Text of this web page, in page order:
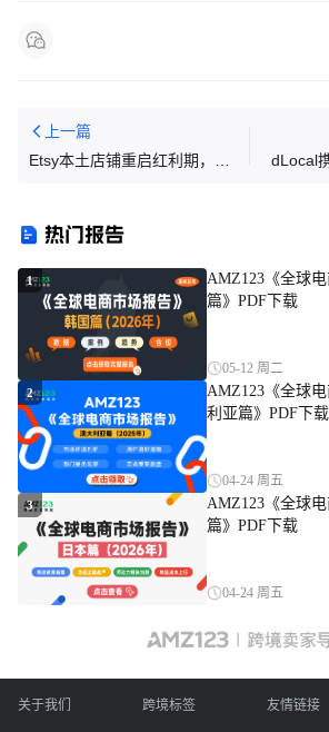
上一篇
Etsy本土店铺重启红利期，有
dLocal
热门报告
1
AMZ123《全球
篇》PDF下载
05-12 周二
2
AMZ123《全球
利亚篇》PDF下载
04-24 周五
3
AMZ123《全球
篇》PDF下载
04-24 周五
关于我们 跨境标签 友情链接